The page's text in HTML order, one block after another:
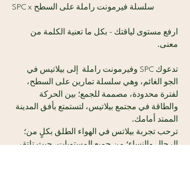
ارفع مستوى لياقتك - بكل ما تعنية الكلمة من
معنى.
تدعوك SPC وفيرمونت راملة  إلى بيلاتيس في
الجو الغائم، وهي سلسلة تمارين على السطح،
لفترة محدودة، مصممة للجمع؛ بين الحركة
والطاقة في مجتمع بيلاتيس، لتستمتع بأفق المدينة
الممتد أمامك.
ترحب تجربة بيلاتس في الهواء الطلق بكلٍ من؛
الرجال والنساء؛ من جميع المستويات، حيث تلتقي